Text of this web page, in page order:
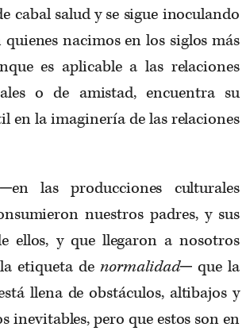
cabal salud y se sigue inoculando
nacimos en los siglos más
es aplicable a las relaciones
o de amistad, encuentra su
en la imaginería de las relaciones
las producciones culturales
nuestros padres, y sus
ellos, y que llegaron a nosotros
etiqueta denormalidad─ que la
llena de obstáculos, altibajos y
inevitables, pero que estos son en